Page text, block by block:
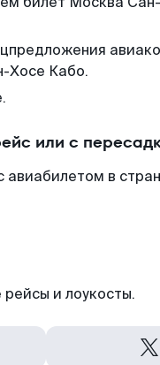
Хосе Кабо.
или с
в
и лоукосты.